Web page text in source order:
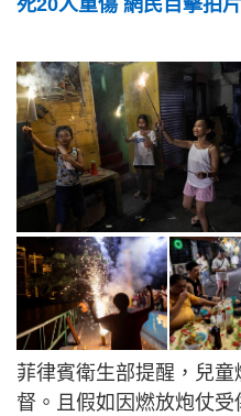
死20人重傷 網民目擊拍
菲律賓衛生部提醒，兒
督。且假如因燃放炮仗